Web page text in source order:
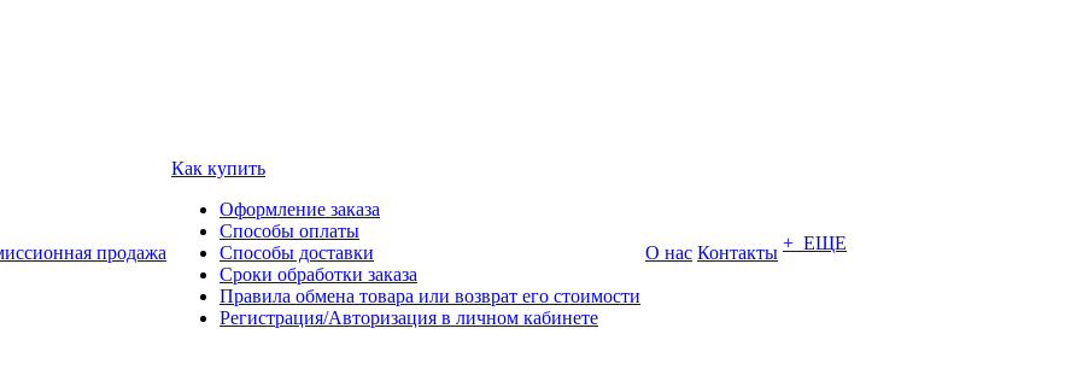
продажа
Как купить
Оформление заказа
Способы оплаты
Способы доставки
Сроки обработки заказа
Правила обмена товара или возврат его стоимости
Регистрация/Авторизация в личном кабинете
О нас Контакты + ЕЩЕ